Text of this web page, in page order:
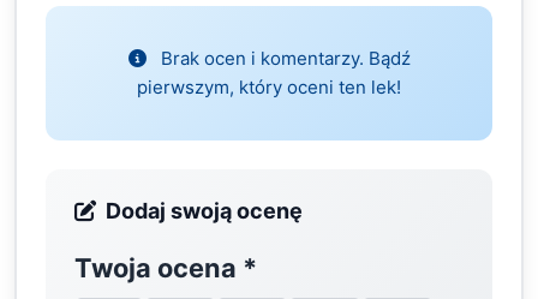
Brak ocen i komentarzy. Bądź
pierwszym, który oceni ten lek!
Dodaj swoją ocenę
Twoja ocena *